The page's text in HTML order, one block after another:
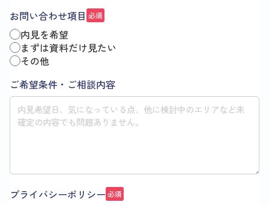
お問い合わせ項目 必須
内見を希望
まずは資料だけ見たい
その他
ご希望条件・ご相談内容
プライバシーポリシー 必須